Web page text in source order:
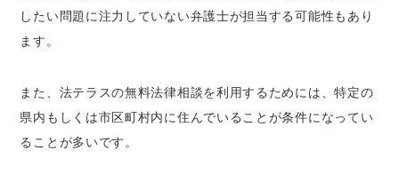
したい問題に注力していない弁護士が担当する可能性もあり
ます。
また、法テラスの無料法律相談を利用するためには、特定の
県内もしくは市区町村内に住んでいることが条件になってい
ることが多いです。